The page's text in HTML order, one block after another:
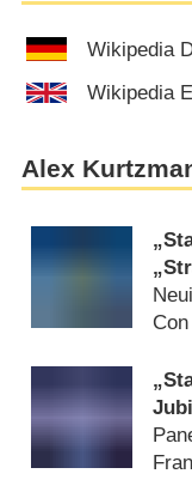
Wikipedia
Wikipedia
Alex
bei